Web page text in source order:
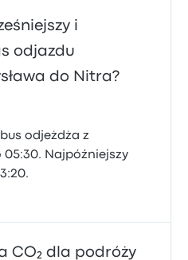
i
odjazdu
do Nitra?
odjeżdża z
05:30. Najpóźniejszy
CO₂ dla podróży